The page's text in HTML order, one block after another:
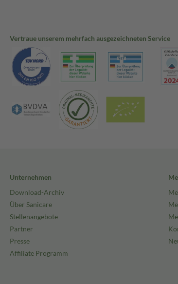
Vertraue unserem mehrfach ausgezeichneten Service
Unternehmen
Download-Archiv
Über Sanicare
Stellenangebote
Partner
Presse
Affiliate Programm